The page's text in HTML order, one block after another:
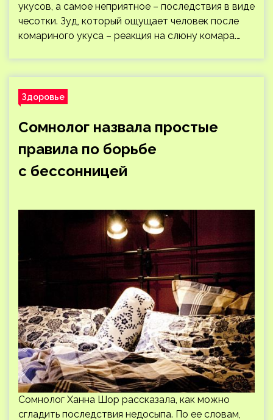
укусов, а самое неприятное – последствия в виде
чесотки. Зуд, который ощущает человек после
комариного укуса – реакция на слюну комара.…
Здоровье
Сомнолог назвала простые
правила по борьбе
с бессонницей
Сомнолог Ханна Шор рассказала, как можно
сгладить последствия недосыпа. По ее словам,